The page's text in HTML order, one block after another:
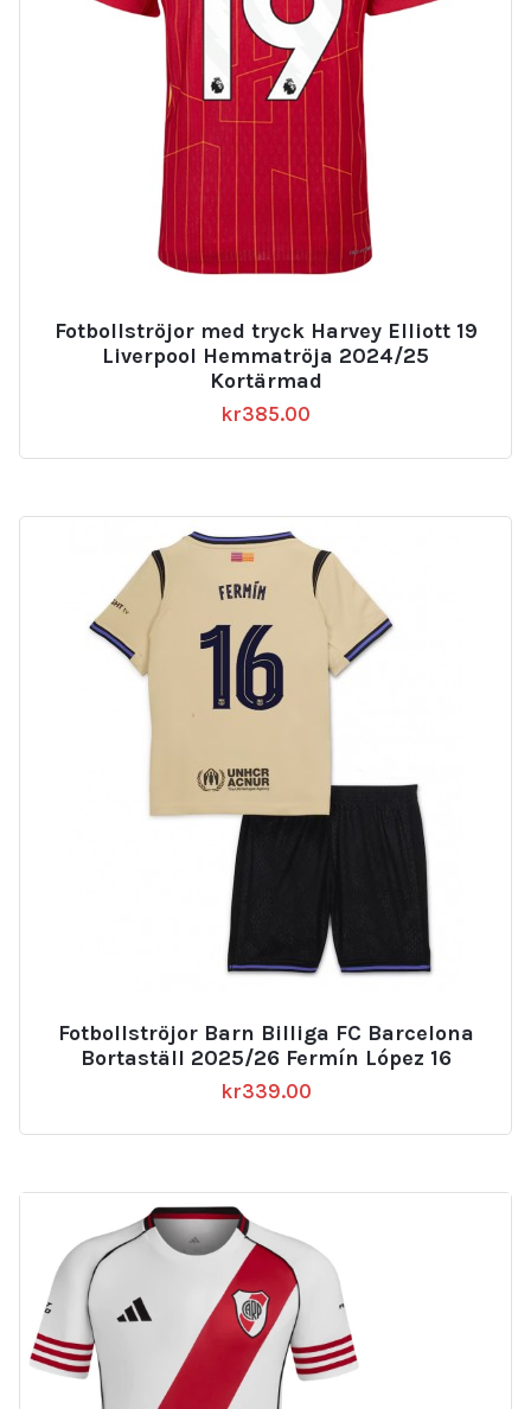
Fotbollströjor med tryck Harvey Elliott 19
Liverpool Hemmatröja 2024/25
Kortärmad
kr385.00
Fotbollströjor Barn Billiga FC Barcelona
Bortaställ 2025/26 Fermín López 16
kr339.00